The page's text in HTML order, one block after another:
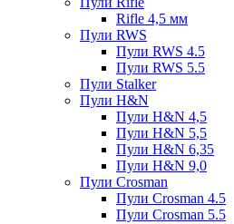
Rifle 4,5 мм
Пули RWS
Пули RWS 4.5
Пули RWS 5.5
Пули Stalker
Пули H&N
Пули H&N 4,5
Пули H&N 5,5
Пули H&N 6,35
Пули H&N 9,0
Пули Crosman
Пули Crosman 4.5
Пули Crosman 5.5